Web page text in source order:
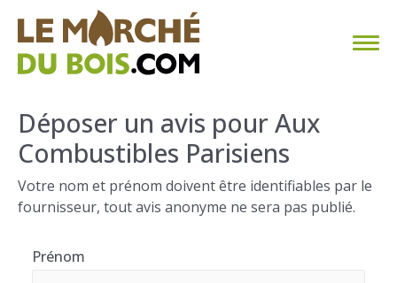
CHAUFFAGE AU BOIS
FAQ
CALCULER SA CONSOMMATION
Déposer un avis pour Aux
Combustibles Parisiens
Votre nom et prénom doivent être identifiables par le
fournisseur, tout avis anonyme ne sera pas publié.
Prénom